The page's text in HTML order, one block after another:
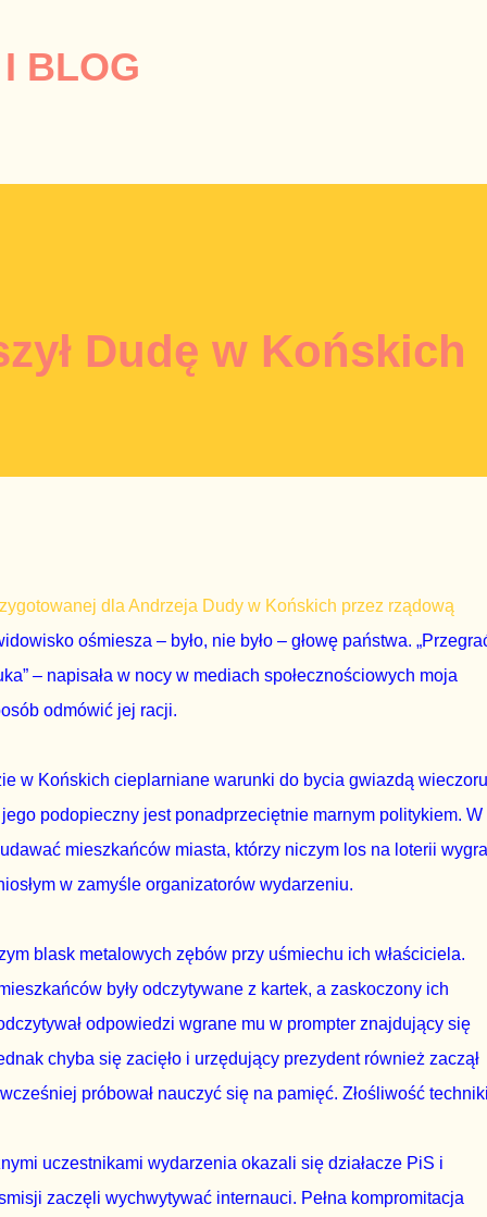
BLOG
Dudę w Końskich
dla Andrzeja Dudy w Końskich przez rządową
ośmiesza – było, nie było – głowę państwa.
– napisała w nocy w mediach społecznościowych moja
odmówić jej racji.
w Końskich cieplarniane warunki do bycia gwiazdą
podopieczny jest ponadprzeciętnie marnym politykiem. W
mieszkańców miasta, którzy niczym los na loterii
w zamyśle organizatorów wydarzeniu.
blask metalowych zębów przy uśmiechu ich właściciela.
były odczytywane z kartek, a zaskoczony ich
odpowiedzi wgrane mu w prompter znajdujący się
chyba się zacięło i urzędujący prezydent również zaczął
próbował nauczyć się na pamięć. Złośliwość
uczestnikami wydarzenia okazali się działacze PiS i
zaczęli wychwytywać internauci. Pełna kompromitacja